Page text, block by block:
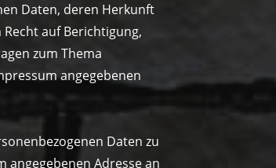
Daten, deren Herkunft
auf Berichtigung,
zum Thema
angegebenen
Daten zu
angegebenen Adresse an